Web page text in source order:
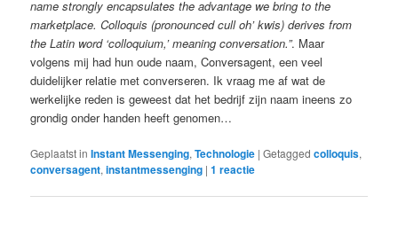
name strongly encapsulates the advantage we bring to the
marketplace. Colloquis (pronounced cull oh’ kwis) derives from
the Latin word ‘colloquium,’ meaning conversation.”. Maar
volgens mij had hun oude naam, Conversagent, een veel
duidelijker relatie met converseren. Ik vraag me af wat de
werkelijke reden is geweest dat het bedrijf zijn naam ineens zo
grondig onder handen heeft genomen…
Geplaatst in Instant Messenging,Technologie |Getagged colloquis,
conversagent,instantmessenging |1 reactie